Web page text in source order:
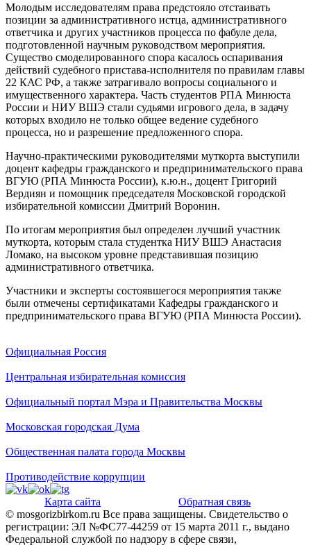
Молодым исследователям права предстояло отстаивать
позиции за административного истца, административного
ответчика и других участников процесса по фабуле дела,
подготовленной научным руководством мероприятия.
Существо смоделированного спора касалось оспаривания
действий судебного пристава-исполнителя по правилам главы
22 КАС РФ, а также затрагивало вопросы социального и
имущественного характера. Часть студентов РПА Минюста
России и НИУ ВШЭ стали судьями игрового дела, в задачу
которых входило не только общее ведение судебного
процесса, но и разрешение предложенного спора.
Научно-практическими руководителями муткорта выступили
доцент кафедры гражданского и предпринимательского права
ВГУЮ (РПА Минюста России), к.ю.н., доцент Григорий
Вердиян и помощник председателя Московской городской
избирательной комиссии Дмитрий Воронин.
По итогам мероприятия был определен лучший участник
муткорта, которым стала студентка НИУ ВШЭ Анастасия
Ломако, на высоком уровне представившая позицию
административного ответчика.
Участники и эксперты состоявшегося мероприятия также
были отмечены сертификатами Кафедры гражданского и
предпринимательского права ВГУЮ (РПА Минюста России).
Официальная Россия
Центральная избирательная комиссия
Официальный портал Мэра и Правительства Москвы
Московская городская Дума
Общественная палата города Москвы
Противодействие коррупции
Карта сайта
Обратная связь
© mosgorizbirkom.ru Все права защищены. Свидетельство о
регистрации: ЭЛ №ФС77-44259 от 15 марта 2011 г., выдано
Федеральной службой по надзору в сфере связи,